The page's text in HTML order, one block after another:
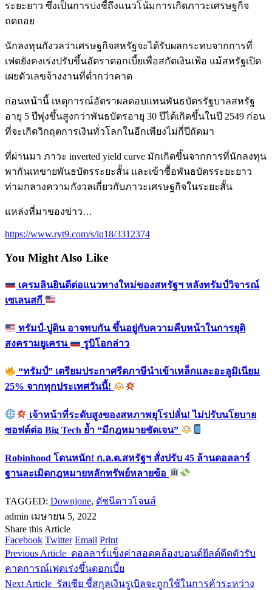
ระยะยาว ซึ่งเป็นการบ่งชี้ถึงแนวโน้มการเกิดภาวะเศรษฐกิจ
ถดถอย
นักลงทุนกังวลว่าเศรษฐกิจสหรัฐจะได้รับผลกระทบจากการที่
เฟดยังคงเร่งปรับขึ้นอัตราดอกเบี้ยเพื่อสกัดเงินเฟ้อ แม้สหรัฐเปิด
เผยตัวเลขจ้างงานที่ต่ำกว่าคาด
ก่อนหน้านี้ เหตุการณ์อัตราผลตอบแทนพันธบัตรรัฐบาลสหรัฐ
อายุ 5 ปีพุ่งขึ้นสูงกว่าพันธบัตรอายุ 30 ปีได้เกิดขึ้นในปี 2549 ก่อน
ที่จะเกิดวิกฤตการเงินทั่วโลกในอีกเพียงไม่กี่ปีถัดมา
ที่ผ่านมา ภาวะ inverted yield curve มักเกิดขึ้นจากการที่นักลงทุน
พากันเทขายพันธบัตรระยะสั้น และเข้าซื้อพันธบัตรระยะยาว
ท่ามกลางความกังวลเกี่ยวกับภาวะเศรษฐกิจในระยะสั้น
แหล่งที่มาของข่าว…
https://www.ryt9.com/s/iq18/3312374
You Might Also Like
เครมลินยินดีต่อแนวทางใหม่ของสหรัฐฯ หลังทรัมป์วิจารณ์
เซเลนสกี
ทรัมป์-ปูติน อาจพบกัน ขึ้นอยู่กับความคืบหน้าในการยุติ
สงครามยูเครน
รูบิโอกล่าว
“ทรัมป์” เตรียมประกาศรีดภาษีนำเข้าเหล็กและอะลูมิเนียม
25% จากทุกประเทศวันนี้!
เจ้าหน้าที่ระดับสูงของสหภาพยุโรปลั่น! ไม่ปรับนโยบาย
ซอฟต์ต่อ Big Tech ย้ำ “มีกฎหมายชัดเจน”
Robinhood โดนหนัก! ก.ล.ต.สหรัฐฯ สั่งปรับ 45 ล้านดอลลาร์
ฐานละเมิดกฎหมายหลักทรัพย์หลายข้อ
TAGGED: Downjone, ดัชนีดาวโจนส์
admin เมษายน 5, 2022
Share this Article
Facebook Twitter Email Print
Previous Article ดอลลาร์แข็งค่าสอดคล้องบอนด์ยีลด์ดีดตัวรับ
คาดการณ์เฟดเร่งขึ้นดอกเบี้ย
Next Article รัสเซีย ชี้สกุลเงินรูเบิลจะถูกใช้ในการค้าระหว่าง